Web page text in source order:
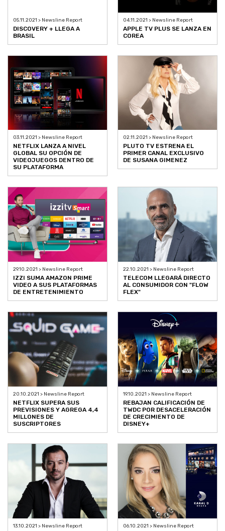
05.11.2021 > Newsline Report
DISCOVERY + LLEGA A
BRASIL
04.11.2021 > Newsline Report
APPLE TV PLUS SE LANZA EN
COREA
03.11.2021 > Newsline Report
NETFLIX LANZA A NIVEL
GLOBAL SU OPCIÓN DE
VIDEOJUEGOS DENTRO DE
SU PLATAFORMA
02.11.2021 > Newsline Report
PLUTO TV ESTRENA EL
PRIMER CANAL EXCLUSIVO
DE SUSANA GIMENEZ
29.10.2021 > Newsline Report
IZZI SUMA AMAZON PRIME
VIDEO A SUS PLATAFORMAS
DE ENTRETENIMIENTO
22.10.2021 > Newsline Report
TELECOM LLEGARÁ DIRECTO
AL CONSUMIDOR CON "FLOW
FLEX"
20.10.2021 > Newsline Report
NETFLIX SUPERA SUS
PREVISIONES Y AGREGA 4,4
MILLONES DE
SUSCRIPTORES
19.10.2021 > Newsline Report
REBAJAN CALIFICACIÓN DE
TWDC POR DESACELERACIÓN
DE CRECIMIENTO DE
DISNEY+
13.10.2021 > Newsline Report 06.10.2021 > Newsline Report